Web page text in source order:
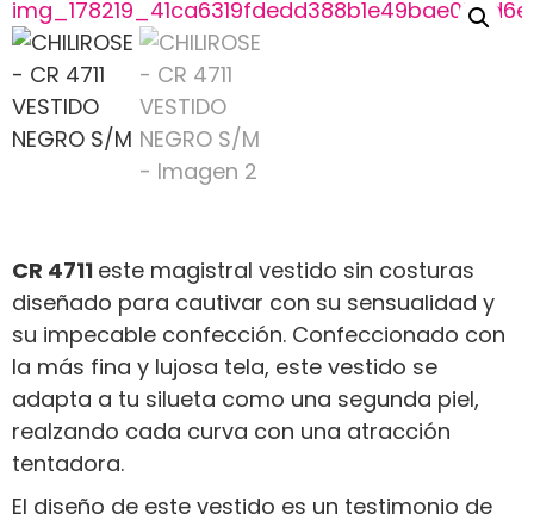
CR 4711 este magistral vestido sin costuras
diseñado para cautivar con su sensualidad y
su impecable confección. Confeccionado con
la más fina y lujosa tela, este vestido se
adapta a tu silueta como una segunda piel,
realzando cada curva con una atracción
tentadora.
El diseño de este vestido es un testimonio de